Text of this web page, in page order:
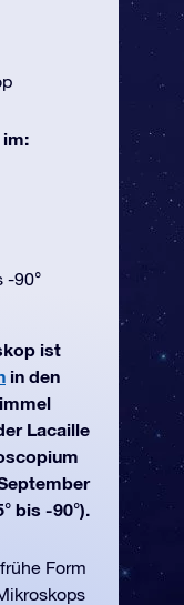
im:
-90°
ist
in den
Lacaille
bis -90°).
Form